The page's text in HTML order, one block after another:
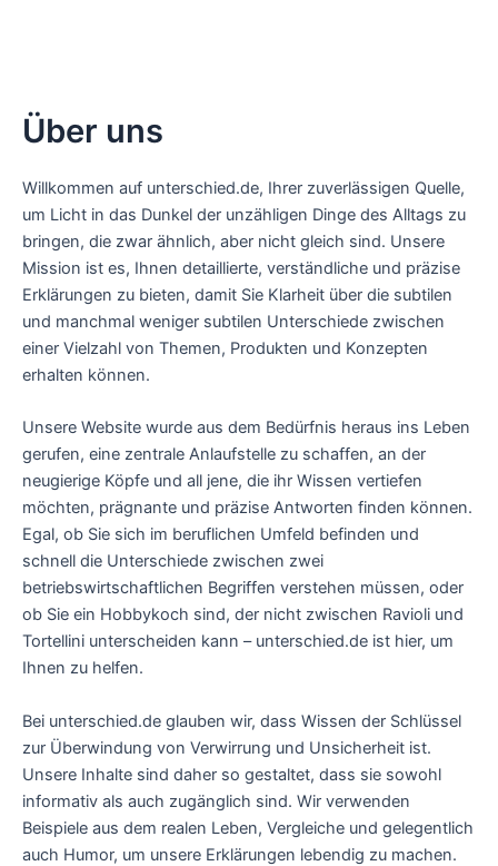
Über uns
Willkommen auf unterschied.de, Ihrer zuverlässigen Quelle,
um Licht in das Dunkel der unzähligen Dinge des Alltags zu
bringen, die zwar ähnlich, aber nicht gleich sind. Unsere
Mission ist es, Ihnen detaillierte, verständliche und präzise
Erklärungen zu bieten, damit Sie Klarheit über die subtilen
und manchmal weniger subtilen Unterschiede zwischen
einer Vielzahl von Themen, Produkten und Konzepten
erhalten können.
Unsere Website wurde aus dem Bedürfnis heraus ins Leben
gerufen, eine zentrale Anlaufstelle zu schaffen, an der
neugierige Köpfe und all jene, die ihr Wissen vertiefen
möchten, prägnante und präzise Antworten finden können.
Egal, ob Sie sich im beruflichen Umfeld befinden und
schnell die Unterschiede zwischen zwei
betriebswirtschaftlichen Begriffen verstehen müssen, oder
ob Sie ein Hobbykoch sind, der nicht zwischen Ravioli und
Tortellini unterscheiden kann – unterschied.de ist hier, um
Ihnen zu helfen.
Bei unterschied.de glauben wir, dass Wissen der Schlüssel
zur Überwindung von Verwirrung und Unsicherheit ist.
Unsere Inhalte sind daher so gestaltet, dass sie sowohl
informativ als auch zugänglich sind. Wir verwenden
Beispiele aus dem realen Leben, Vergleiche und gelegentlich
auch Humor, um unsere Erklärungen lebendig zu machen.